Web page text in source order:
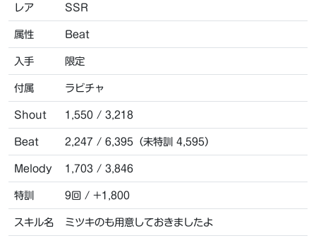
レア SSR
属性 Beat
入手 限定
付属 ラビチャ
Shout 1,550 / 3,218
Beat 2,247 / 6,395（未特訓 4,595）
Melody 1,703 / 3,846
特訓 9回 / +1,800
スキル名 ミツキのも用意しておきましたよ